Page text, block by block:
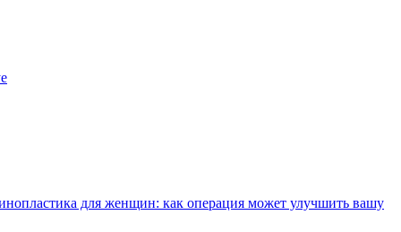
для женщин: как операция может улучшить вашу